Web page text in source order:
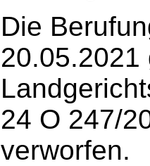
Die
20.05.2021
24 O 247/
verworfen.